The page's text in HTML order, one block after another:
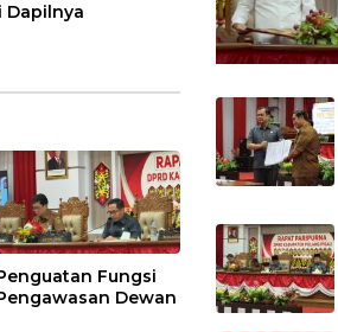
Dapilnya
Fungsi
Dewan